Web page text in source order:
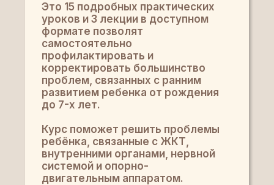
Это 15 подробных практических
уроков и 3 лекции в доступном
формате позволят
самостоятельно
профилактировать и
корректировать большинство
проблем, связанных с ранним
развитием ребенка от рождения
до 7-х лет.
Курс поможет решить проблемы
ребёнка, связанные с ЖКТ,
внутренними органами, нервной
системой и опорно-
двигательным аппаратом.